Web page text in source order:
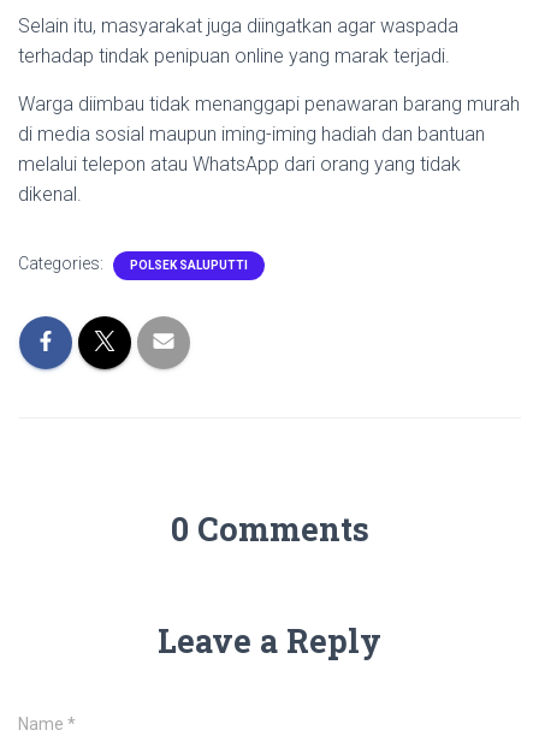
Selain itu, masyarakat juga diingatkan agar waspada
terhadap tindak penipuan online yang marak terjadi.
Warga diimbau tidak menanggapi penawaran barang murah
di media sosial maupun iming-iming hadiah dan bantuan
melalui telepon atau WhatsApp dari orang yang tidak
dikenal.
Categories: POLSEK SALUPUTTI
0 Comments
Leave a Reply
Name *